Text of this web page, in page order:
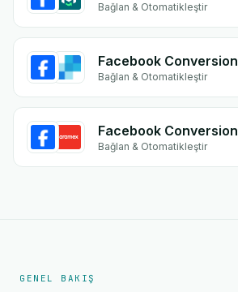
Bağlan & Otomatikleştir
Bağlan & Otomatikleştir
Bağlan & Otomatikleştir
GENEL BAKIŞ